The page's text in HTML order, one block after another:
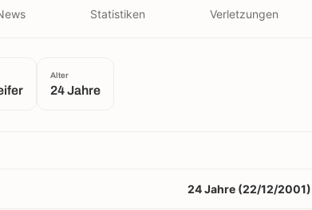
Statistiken Verletzungen
Alter
24 Jahre
24 Jahre (22/12/2001)